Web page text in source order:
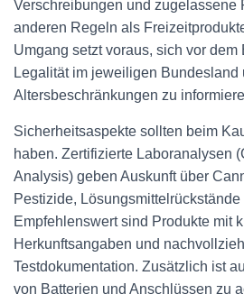
Verschreibungen und zugelassene
anderen Regeln als
Umgang setzt voraus, sich vor dem
Legalität im jeweiligen Bundesland
Altersbeschränkungen zu
Sicherheitsaspekte sollten beim
haben. Zertifizierte Laboranalysen
Analysis) geben Auskunft über
Pestizide,
Empfehlenswert sind Produkte mit
Herkunftsangaben und
Testdokumentation. Zusätzlich ist
von Batterien und Anschlüssen zu